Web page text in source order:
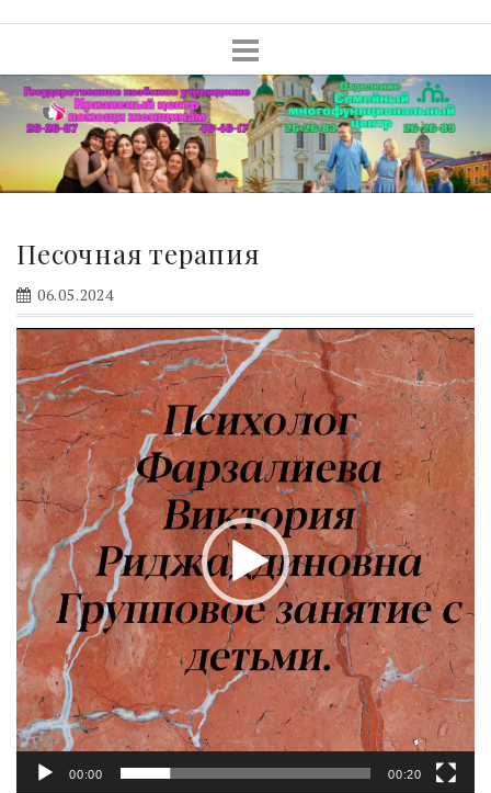
Песочная терапия
06.05.2024
Видеоплеер
00:00 00:20